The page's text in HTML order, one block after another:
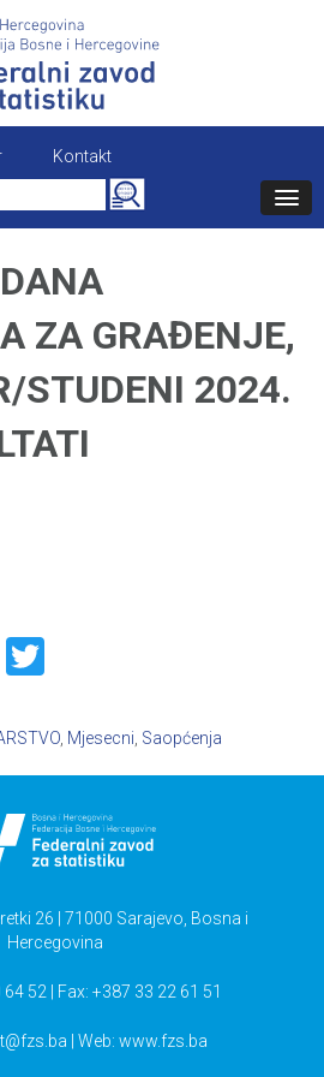
Kontakt
Search
for:
ZA GRAĐENJE,
STUDENI 2024.
Facebook
Mjesecni Saopćenja
26 | 71000 Sarajevo, Bosna i
Hercegovina
52 | Fax: +387 33 22 61 51
| Web: www.fzs.ba